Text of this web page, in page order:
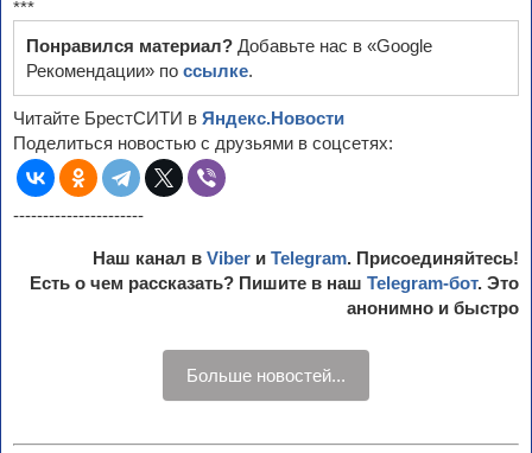
***
Понравился материал? Добавьте нас в «Google
Рекомендации» по ссылке.
Читайте БрестСИТИ в Яндекс.Новости
Поделиться новостью с друзьями в соцсетях:
----------------------
Наш канал в Viber и Telegram. Присоединяйтесь!
Есть о чем рассказать? Пишите в наш Telegram-бот. Это
анонимно и быстро
Больше новостей...